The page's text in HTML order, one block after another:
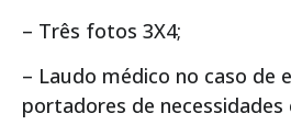
– Três fotos 3X4;
– Laudo médico no caso de
portadores de necessidades